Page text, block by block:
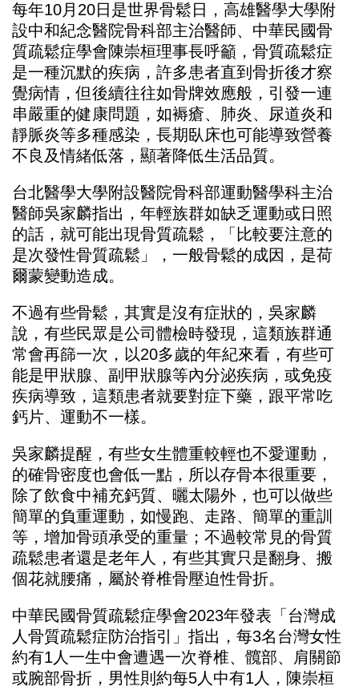
每年10月20日是世界骨鬆日，高雄醫學大學附
設中和紀念醫院骨科部主治醫師、中華民國骨
質疏鬆症學會陳崇桓理事長呼籲，骨質疏鬆症
是一種沉默的疾病，許多患者直到骨折後才察
覺病情，但後續往往如骨牌效應般，引發一連
串嚴重的健康問題，如褥瘡、肺炎、尿道炎和
靜脈炎等多種感染，長期臥床也可能導致營養
不良及情緒低落，顯著降低生活品質。
台北醫學大學附設醫院骨科部運動醫學科主治
醫師吳家麟指出，年輕族群如缺乏運動或日照
的話，就可能出現骨質疏鬆，「比較要注意的
是次發性骨質疏鬆」，一般骨鬆的成因，是荷
爾蒙變動造成。
不過有些骨鬆，其實是沒有症狀的，吳家麟
說，有些民眾是公司體檢時發現，這類族群通
常會再篩一次，以20多歲的年紀來看，有些可
能是甲狀腺、副甲狀腺等內分泌疾病，或免疫
疾病導致，這類患者就要對症下藥，跟平常吃
鈣片、運動不一樣。
吳家麟提醒，有些女生體重較輕也不愛運動，
的確骨密度也會低一點，所以存骨本很重要，
除了飲食中補充鈣質、曬太陽外，也可以做些
簡單的負重運動，如慢跑、走路、簡單的重訓
等，增加骨頭承受的重量；不過較常見的骨質
疏鬆患者還是老年人，有些其實只是翻身、搬
個花就腰痛，屬於脊椎骨壓迫性骨折。
中華民國骨質疏鬆症學會2023年發表「台灣成
人骨質疏鬆症防治指引」指出，每3名台灣女性
約有1人一生中會遭遇一次脊椎、髖部、肩關節
或腕部骨折，男性則約每5人中有1人，陳崇桓